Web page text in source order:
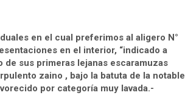
en el cual preferimos al aligero N°
en el interior, “indicado a
de sus primeras lejanas escaramuzas
zaino , bajo la batuta de la notable
por categoría muy lavada.-